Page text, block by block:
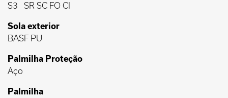
S3
SR SC FO CI
Sola exterior
BASF PU
Palmilha Proteção
Aço
Palmilha